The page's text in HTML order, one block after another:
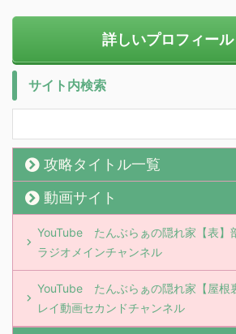
詳しいプロフィール
サイト内検索
攻略タイトル一覧
動画サイト
YouTube たんぶらぁの隠れ家【表】
ラジオメインチャンネル
YouTube たんぶらぁの隠れ家【屋
レイ動画セカンドチャンネル